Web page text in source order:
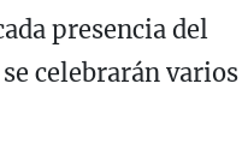
presencia del
celebrarán varios